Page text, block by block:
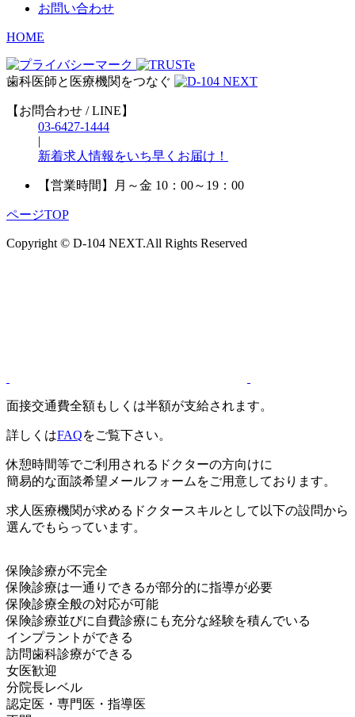
お問い合わせ
HOME
歯科医師と医療機関をつなぐ
【お問合わせ / LINE】
03-6427-1444
|
新着求人情報をいち早くお届け！
【営業時間】 月～金 10：00～19：00
ページTOP
Copyright © D-104 NEXT.All Rights Reserved
面接交通費全額もしくは半額が支給されます。
詳しくはFAQをご覧下さい。
休憩時間等でご利用されるドクターの方向けに
簡易的な面談希望メールフォームをご用意しております。
求人医療機関が求めるドクタースキルとして以下の設問から
選んでもらっています。
保険診療が不完全
保険診療は一通りできるが部分的に指導が必要
保険診療全般の対応が可能
保険診療並びに自費診療にも充分な経験を積んでいる
インプラントができる
訪問歯科診療ができる
女医歓迎
分院長レベル
認定医・専門医・指導医